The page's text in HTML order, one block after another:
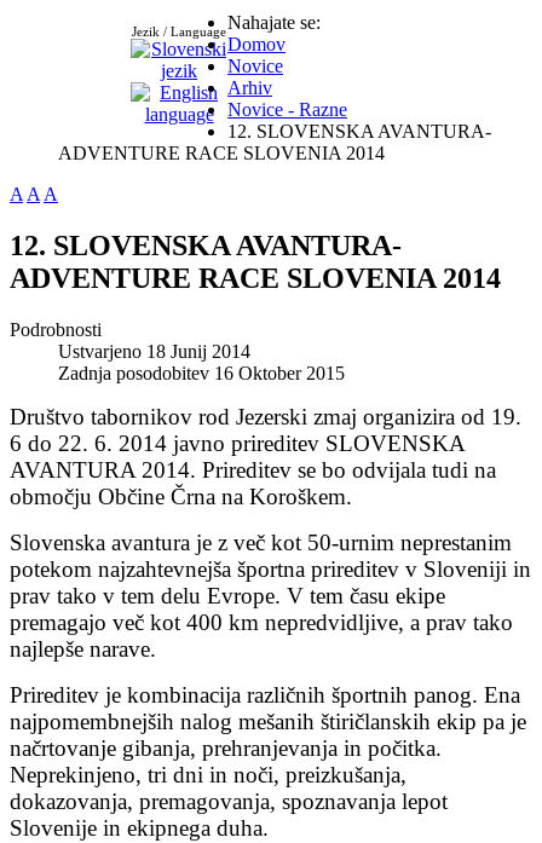
Jezik / LanguageNahajate se:
Domov
Novice
Arhiv
Novice - Razne
12. SLOVENSKA AVANTURA-
ADVENTURE RACE SLOVENIA 2014
AAA
12. SLOVENSKA AVANTURA-
ADVENTURE RACE SLOVENIA 2014
Podrobnosti
Ustvarjeno 18 Junij 2014
Zadnja posodobitev 16 Oktober 2015
Društvo tabornikov rod Jezerski zmaj organizira od 19.
6 do 22. 6. 2014 javno prireditev SLOVENSKA
AVANTURA 2014. Prireditev se bo odvijala tudi na
območju Občine Črna na Koroškem.
Slovenska avantura je z več kot 50-urnim neprestanim
potekom najzahtevnejša športna prireditev v Sloveniji in
prav tako v tem delu Evrope. V tem času ekipe
premagajo več kot 400 km nepredvidljive, a prav tako
najlepše narave.
Prireditev je kombinacija različnih športnih panog. Ena
najpomembnejših nalog mešanih štiričlanskih ekip pa je
načrtovanje gibanja, prehranjevanja in počitka.
Neprekinjeno, tri dni in noči, preizkušanja,
dokazovanja, premagovanja, spoznavanja lepot
Slovenije in ekipnega duha.